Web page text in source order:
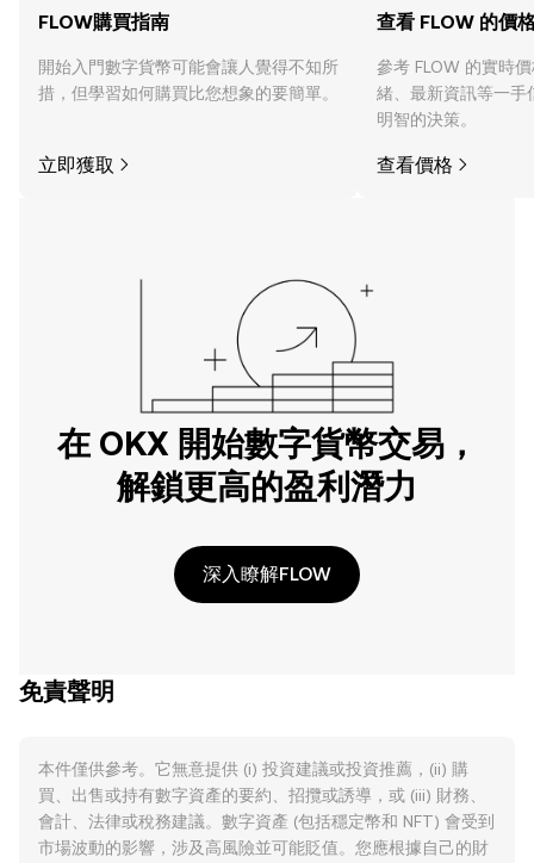
FLOW購買指南
開始入門數字貨幣可能會讓人覺得不知所
措，但學習如何購買比您想象的要簡單。
立即獲取
查看 FLOW 的價
參考 FLOW 的實時
緒、最新資訊等一手
明智的決策。
查看價格
在 OKX 開始數字貨幣交易，
解鎖更高的盈利潛力
深入瞭解FLOW
免責聲明
本件僅供參考。它無意提供 (i) 投資建議或投資推薦，(ii) 購
買、出售或持有數字資產的要約、招攬或誘導，或 (iii) 財務、
會計、法律或稅務建議。數字資產 (包括穩定幣和 NFT) 會受到
市場波動的影響，涉及高風險並可能貶值。您應根據自己的財